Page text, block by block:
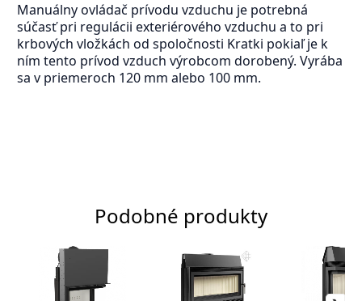
Manuálny ovládač prívodu vzduchu je potrebná
súčasť pri regulácii exteriérového vzduchu a to pri
krbových vložkách od spoločnosti Kratki pokiaľ je k
ním tento prívod vzduch výrobcom dorobený. Vyrába
sa v priemeroch 120 mm alebo 100 mm.
Podobné produkty